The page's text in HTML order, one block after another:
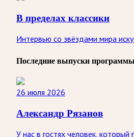
В пределах классики
Интервью со звёздами мира
Последние выпуски программы
26 июля 2026
Александр Рязанов
У нас в гостях человек,